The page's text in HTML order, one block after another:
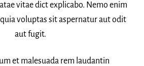
vitae dict explicabo. Nemo enim
voluptas sit aspernatur aut odit
aut fugit.
et malesuada rem laudantin